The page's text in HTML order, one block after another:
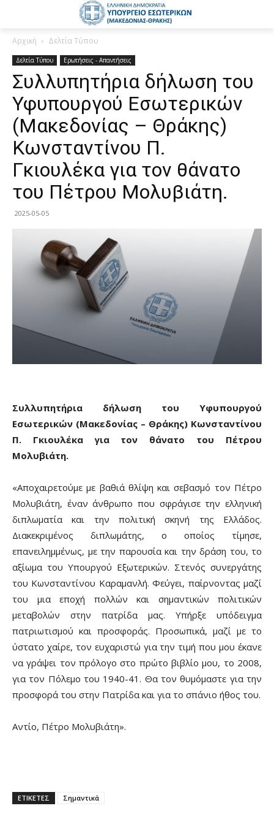
Αρχική Δελτία Τύπου
Δελτία Τύπου Ερωτήσεις - Απαντήσεις
Συλλυπητήρια δήλωση του
Υφυπουργού Εσωτερικών
(Μακεδονίας – Θράκης)
Κωνσταντίνου Π.
Γκιουλέκα για τον θάνατο
του Πέτρου Μολυβιάτη.
2025-05-05
Συλλυπητήρια δήλωση του Υφυπουργού
Εσωτερικών (Μακεδονίας – Θράκης) Κωνσταντίνου
Π. Γκιουλέκα για τον θάνατο του Πέτρου
Μολυβιάτη.
«Αποχαιρετούμε με βαθιά θλίψη και σεβασμό τον Πέτρο
Μολυβιάτη, έναν άνθρωπο που σφράγισε την ελληνική
διπλωματία και την πολιτική σκηνή της Ελλάδος.
Διακεκριμένος διπλωμάτης, ο οποίος τίμησε,
επανειλημμένως, με την παρουσία και την δράση του, το
αξίωμα του Υπουργού Εξωτερικών. Στενός συνεργάτης
του Κωνσταντίνου Καραμανλή. Φεύγει, παίρνοντας μαζί
του μια εποχή πολλών και σημαντικών πολιτικών
μεταβολών στην πατρίδα μας. Υπήρξε υπόδειγμα
πατριωτισμού και προσφοράς. Προσωπικά, μαζί με το
ύστατο χαίρε, τον ευχαριστώ για την τιμή που μου έκανε
να γράψει τον πρόλογο στο πρώτο βιβλίο μου, το 2008,
για τον Πόλεμο του 1940-41. Θα τον θυμόμαστε για την
προσφορά του στην Πατρίδα και για το σπάνιο ήθος του.
Αντίο, Πέτρο Μολυβιάτη».
ΕΤΙΚΕΤΕΣ Σημαντικά